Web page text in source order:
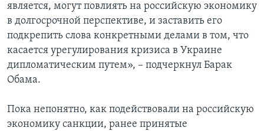
является, могут повлиять на российскую экономику
в долгосрочной перспективе, и заставить его
подкрепить слова конкретными делами в том, что
касается урегулирования кризиса в Украине
дипломатическим путем», – подчеркнул Барак
Обама.
Пока непонятно, как подействовали на российскую
экономику санкции, ранее принятые